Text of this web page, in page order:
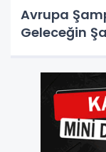
Avrupa
Geleceğin